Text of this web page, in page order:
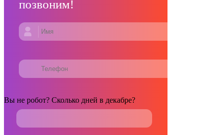
позвоним!
Вы не робот? Сколько дней в декабре?